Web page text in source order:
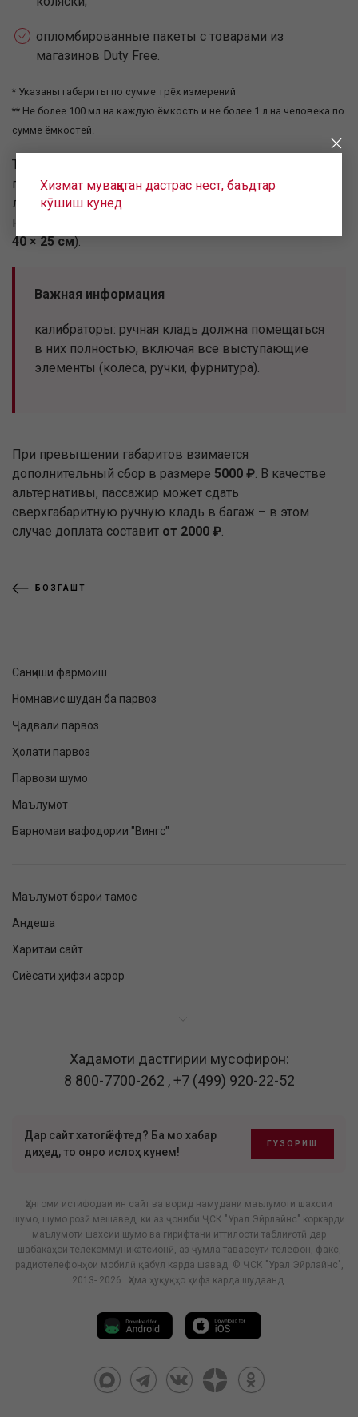
опломбированные пакеты с товарами из
магазинов Duty Free.
* Указаны габариты по сумме трёх измерений
** Не более 100 мл на каждую ёмкость и не более 1 л на человека по
сумме ёмкостей.
Также в качестве бесплатного дополнения можно
провезтиустройства для переноски ребенка
люльки, коляски и детские кресла – если их габариты
не превышают габариты обычной ручной клади (
40 × 25 см).
Важная информация
калибраторы: ручная кладь должна помещаться
в них полностью, включая все выступающие
элементы (колёса, ручки, фурнитура).
При превышении габаритов взимается
дополнительный сбор в размере 5000 ₽. В качестве
альтернативы, пассажир может сдать
сверхгабаритную ручную кладь в багаж – в этом
случае доплата составит от 2000 ₽.
БОЗГАШТ
Хизмат муваққатан дастрас нест, баъдтар
кӯшиш кунед
Санҷиши фармоиш
Номнавис шудан ба парвоз
Ҷадвали парвоз
Ҳолати парвоз
Парвози шумо
Маълумот
Барномаи вафодории "Вингс"
Маълумот барои тамос
Андеша
Харитаи сайт
Сиёсати ҳифзи асрор
Хадамоти дастгирии мусофирон:
8 800-7700-262 ,+7 (499) 920-22-52
Дар сайт хатогӣ ёфтед? Ба мо хабар
диҳед, то онро ислоҳ кунем!
ГУЗОРИШ
Ҳангоми истифодаи ин сайт ва ворид намудани маълумоти шахсии
шумо, шумо розӣ мешавед, ки аз ҷониби ҶСК "Урал Эйрлайнс" коркарди
маълумоти шахсии шумо ва гирифтани иттилооти таблиғотӣ дар
шабакаҳои телекоммуникатсионӣ, аз ҷумла тавассути телефон, факс,
радиотелефонҳои мобилӣ қабул карда шавад. © ҶСК "Урал Эйрлайнс",
2013- 2026 . Ҳама ҳуқуқҳо ҳифз карда шудаанд.